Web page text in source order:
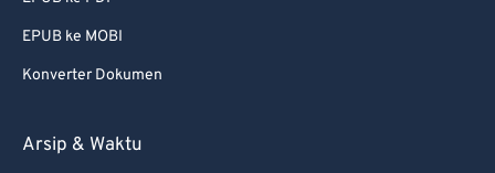
EPUB ke MOBI
Konverter Dokumen
Arsip & Waktu